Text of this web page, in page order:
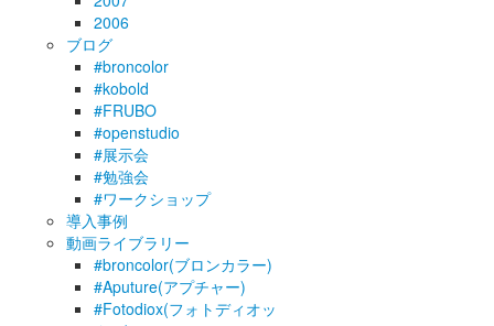
2006
ブログ
#broncolor
#kobold
#FRUBO
#openstudio
#展示会
#勉強会
#ワークショップ
導入事例
動画ライブラリー
#broncolor(ブロンカラー)
#Aputure(アプチャー)
#Fotodiox(フォトディオッ